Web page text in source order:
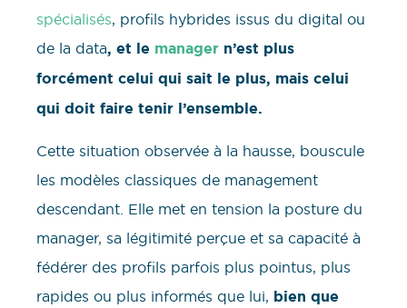
spécialisés, profils hybrides issus du digital ou
de la data, et le manager n’est plus
forcément celui qui sait le plus, mais celui
qui doit faire tenir l’ensemble.
Cette situation observée à la hausse, bouscule
les modèles classiques de management
descendant. Elle met en tension la posture du
manager, sa légitimité perçue et sa capacité à
fédérer des profils parfois plus pointus, plus
rapides ou plus informés que lui, bien que